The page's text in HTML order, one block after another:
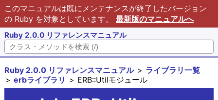
このマニュアルは既にメンテナンスが終了したバージョン
の Ruby を対象としています。 最新版のマニュアルへ
Ruby 2.0.0 リファレンスマニュアル
Ruby 2.0.0 リファレンスマニュアル
ライブラリ一覧
erbライブラリ
ERB::Utilモジュール